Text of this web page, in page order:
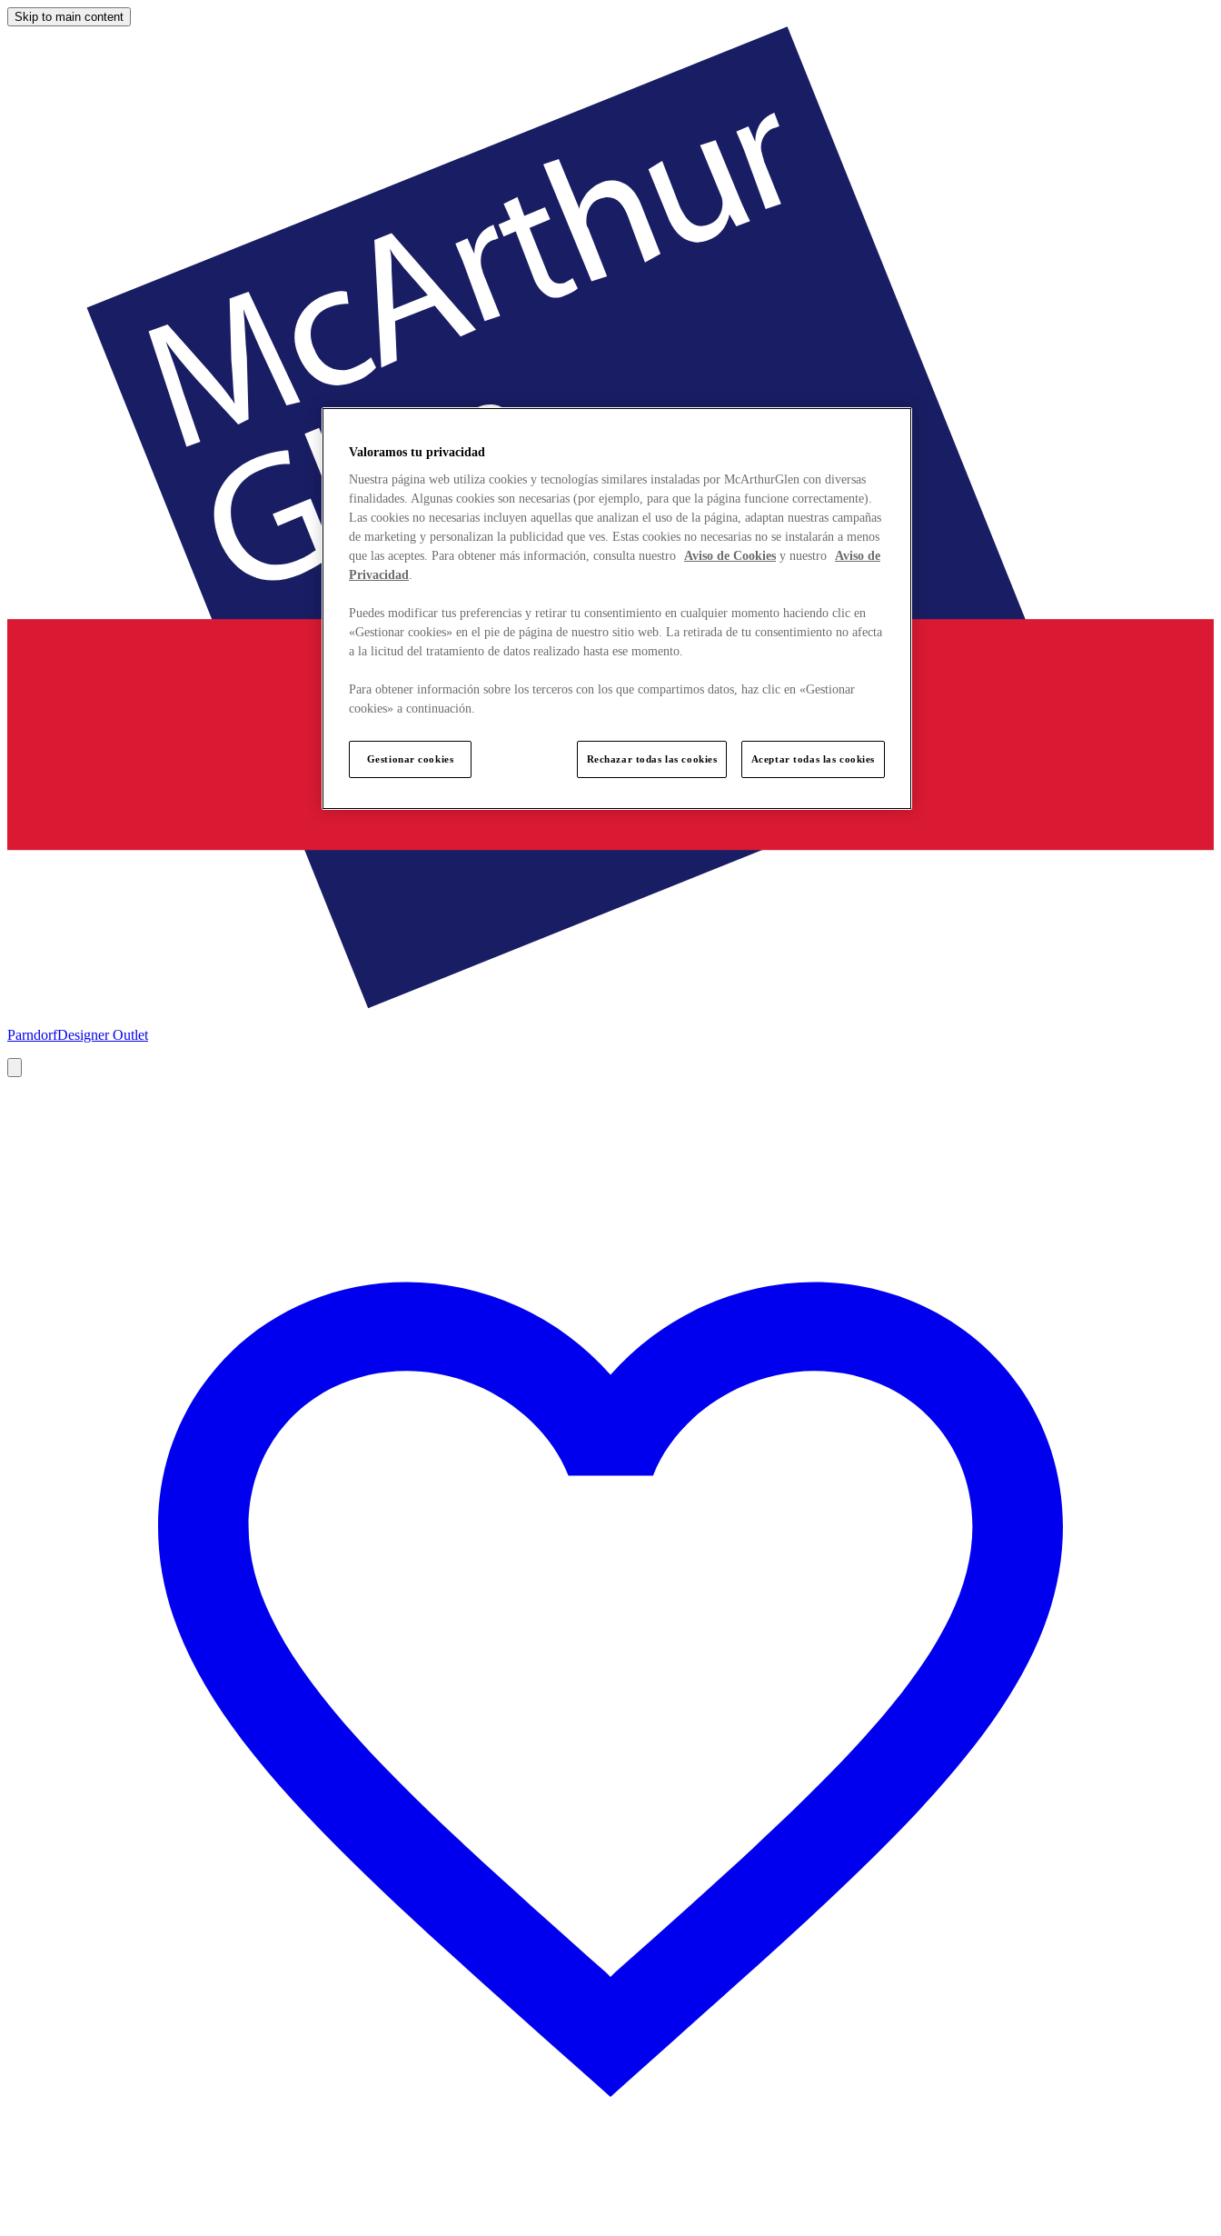
Skip to main content
ParndorfDesigner Outlet
Valoramos tu privacidad
Nuestra página web utiliza cookies y tecnologías similares instaladas por McArthurGlen con diversas
finalidades. Algunas cookies son necesarias (por ejemplo, para que la página funcione correctamente).
Las cookies no necesarias incluyen aquellas que analizan el uso de la página, adaptan nuestras campañas
de marketing y personalizan la publicidad que ves. Estas cookies no necesarias no se instalarán a menos
que las aceptes. Para obtener más información, consulta nuestro Aviso de Cookies y nuestro Aviso de
Privacidad.
Puedes modificar tus preferencias y retirar tu consentimiento en cualquier momento haciendo clic en
«Gestionar cookies» en el pie de página de nuestro sitio web. La retirada de tu consentimiento no afecta
a la licitud del tratamiento de datos realizado hasta ese momento.
Para obtener información sobre los terceros con los que compartimos datos, haz clic en «Gestionar
cookies» a continuación.
Gestionar cookies Rechazar todas las cookies Aceptar todas las cookies